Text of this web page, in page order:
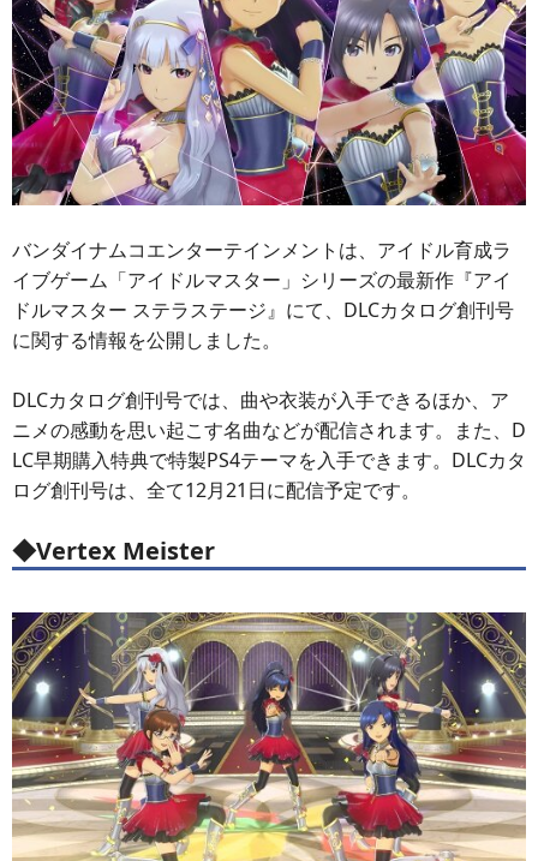
バンダイナムコエンターテインメントは、アイドル育成ラ
イブゲーム「アイドルマスター」シリーズの最新作『アイ
ドルマスター ステラステージ』にて、DLCカタログ創刊号
に関する情報を公開しました。
DLCカタログ創刊号では、曲や衣装が入手できるほか、ア
ニメの感動を思い起こす名曲などが配信されます。また、D
LC早期購入特典で特製PS4テーマを入手できます。DLCカタ
ログ創刊号は、全て12月21日に配信予定です。
◆Vertex Meister